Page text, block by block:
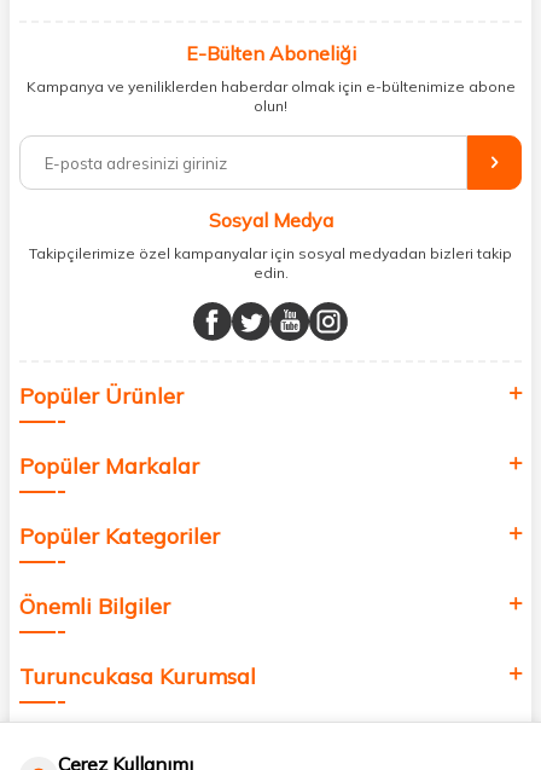
kişisel bakım hem de takviye edici gıda ürünlerini sizlerle
buluşturuyoruz. Artık mağaza mağaza dolaşmanıza gerek yok;
ihtiyacınız olan her şeyi tek bir çatı altında topluyor ve kapınıza kadar
%100 orijinal kozmetik ve sağlık ürünleriyle güzelliğinizi tamamlayabilir,
vücudunuzu desteklemek için güvenilir takviye edici gıdalara
minerallere kadar binlerce ürünü uygun fiyat ve hızlı kargo avantajıyla
sunuyoruz.
buluşturuyor ve online alışveriş deneyiminizi en iyi hale getiriyoruz.
Sağlık, güzellik ve iyi yaşam için aradığınız her şey burada!
değer katmak için bize katılın!
E-Bülten Aboneliği
Kampanya ve yeniliklerden haberdar olmak için e-bültenimize abone
olun!
Sosyal Medya
Takipçilerimize özel kampanyalar için sosyal medyadan bizleri takip
edin.
Popüler Ürünler
Popüler Markalar
Popüler Kategoriler
Önemli Bilgiler
Turuncukasa Kurumsal
Çerez Kullanımı